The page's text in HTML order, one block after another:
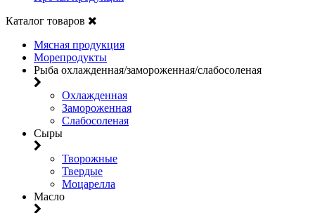
Каталог товаров
Мясная продукция
Морепродукты
Рыба охлажденная/замороженная/слабосоленая
Охлажденная
Замороженная
Слабосоленая
Сыры
Творожные
Твердые
Моцарелла
Масло